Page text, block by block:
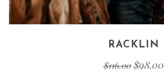
RACKLIN
$116.00 $98.00